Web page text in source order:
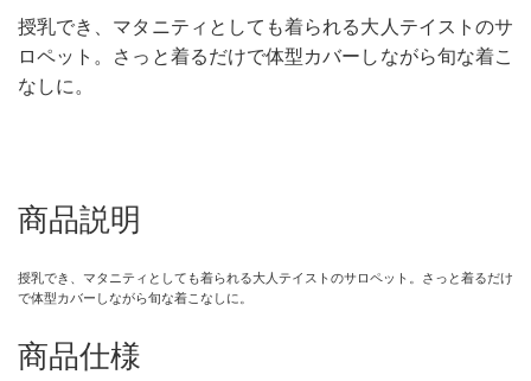
授乳でき、マタニティとしても着られる大人テイストのサ
ロペット。さっと着るだけで体型カバーしながら旬な着こ
なしに。
商品説明
授乳でき、マタニティとしても着られる大人テイストのサロペット。さっと着るだけ
で体型カバーしながら旬な着こなしに。
商品仕様